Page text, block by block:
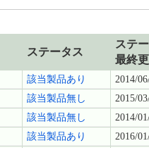
ステータス
ステ
最終
該当製品あり
2014/
該当製品無し
2015/
該当製品無し
2014/
該当製品あり 2016/